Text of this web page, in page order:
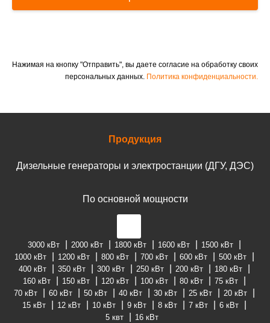
Нажимая на кнопку "Отправить", вы даете согласие на обработку своих
персональных данных. Политика конфиденциальности.
Продукция
Дизельные генераторы и электростанции (ДГУ, ДЭС)
По основной мощности
3000 кВт 2000 кВт 1800 кВт 1600 кВт
1500 кВт
1000 кВт
1200 кВт 800 кВт 700 кВт 600 кВт
500 кВт
400 кВт
350 кВт 300 кВт 250 кВт 200 кВт
180 кВт
160 кВт
150 кВт 120 кВт 100 кВт 80 кВт
75 кВт
70 кВт
60 кВт 50 кВт 40 кВт 30 кВт 25 кВт
20 кВт
15 кВт
12 кВт 10 кВт 9 кВт 8 кВт 7 кВт
6 кВт
5 квт
16 кВт